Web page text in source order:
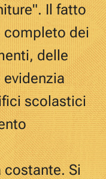
Il fatto
completo dei
delle
scolastici
Si